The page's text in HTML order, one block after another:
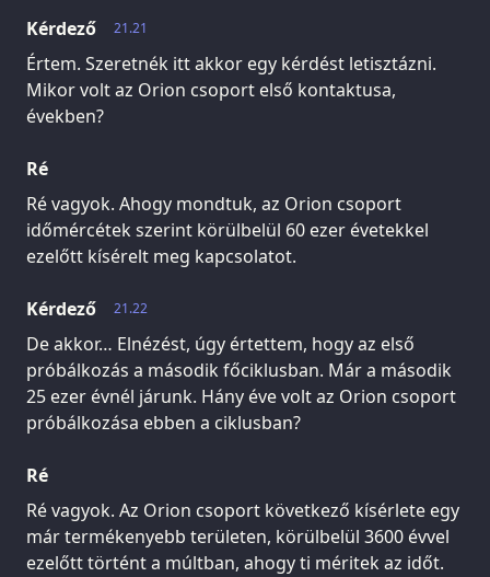
21.21
Kérdező
Értem. Szeretnék itt akkor egy kérdést letisztázni.
Mikor volt az Orion csoport első kontaktusa,
években?
Ré
Ré vagyok. Ahogy mondtuk, az Orion csoport
időmércétek szerint körülbelül 60 ezer évetekkel
ezelőtt kísérelt meg kapcsolatot.
21.22
Kérdező
De akkor… Elnézést, úgy értettem, hogy az első
próbálkozás a második főciklusban. Már a második
25 ezer évnél járunk. Hány éve volt az Orion csoport
próbálkozása ebben a ciklusban?
Ré
Ré vagyok. Az Orion csoport következő kísérlete egy
már termékenyebb területen, körülbelül 3600 évvel
ezelőtt történt a múltban, ahogy ti méritek az időt.